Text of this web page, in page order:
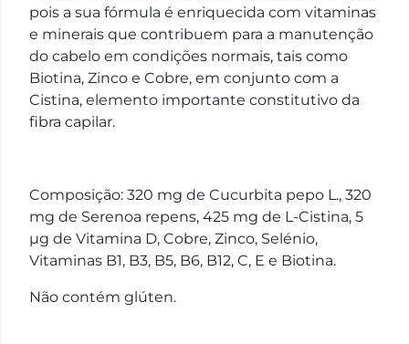
pois a sua fórmula é enriquecida com vitaminas
e minerais que contribuem para a manutenção
do cabelo em condições normais, tais como
Biotina, Zinco e Cobre, em conjunto com a
Cistina, elemento importante constitutivo da
fibra capilar.
Composição: 320 mg de Cucurbita pepo L., 320
mg de Serenoa repens, 425 mg de L-Cistina, 5
µg de Vitamina D, Cobre, Zinco, Selénio,
Vitaminas B1, B3, B5, B6, B12, C, E e Biotina.
Não contém glúten.